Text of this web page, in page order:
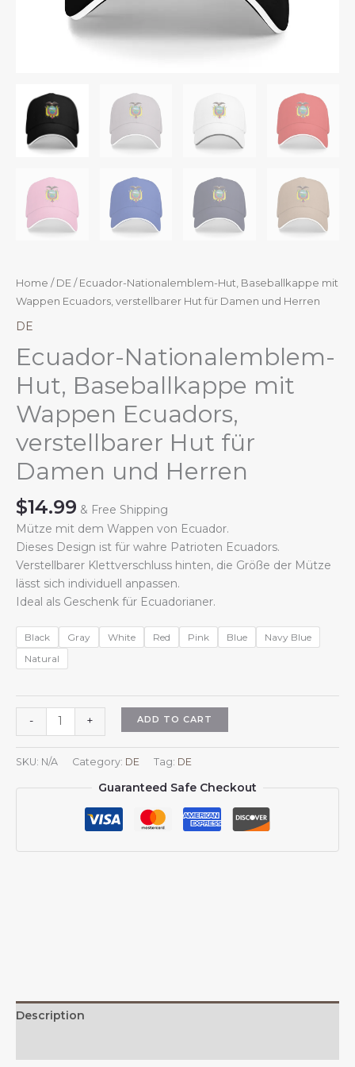
Home / DE / Ecuador-Nationalemblem-Hut, Baseballkappe mit
Wappen Ecuadors, verstellbarer Hut für Damen und Herren
DE
Ecuador-Nationalemblem-
Hut, Baseballkappe mit
Wappen Ecuadors,
verstellbarer Hut für
Damen und Herren
$14.99 & Free Shipping
Mütze mit dem Wappen von Ecuador.
Dieses Design ist für wahre Patrioten Ecuadors.
Verstellbarer Klettverschluss hinten, die Größe der Mütze
lässt sich individuell anpassen.
Ideal als Geschenk für Ecuadorianer.
Black Gray White Red Pink Blue
Navy Blue
Natural
-
Ecuador-
Nationalemblem-
Hut,
Baseballkappe
mit
+ ADD TO CART
SKU: N/A Category: DE Tag: DE
Guaranteed Safe Checkout
Description